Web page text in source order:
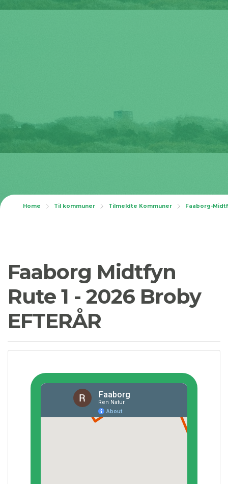
Home Til kommuner Tilmeldte Kommuner Faaborg-
Faaborg Midtfyn
Rute 1 - 2026 Broby
EFTERÅR